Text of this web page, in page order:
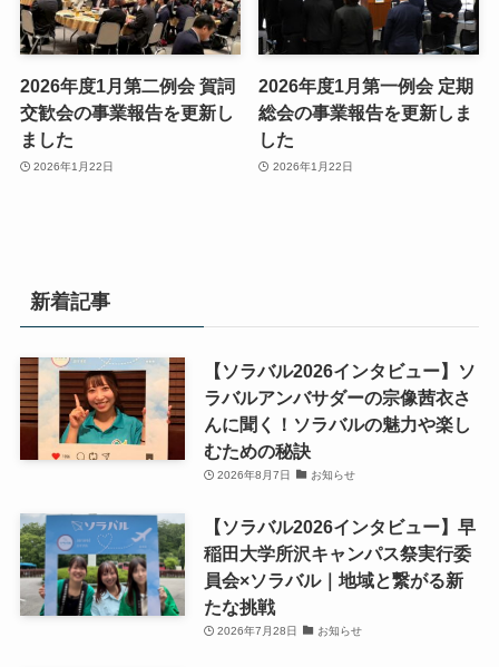
2026年度1月第二例会 賀詞
交歓会の事業報告を更新し
ました
2026年1月22日
2026年度1月第一例会 定期
総会の事業報告を更新しま
した
2026年1月22日
新着記事
【ソラバル2026インタビュー】ソ
ラバルアンバサダーの宗像茜衣さ
んに聞く！ソラバルの魅力や楽し
むための秘訣
2026年8月7日 お知らせ
【ソラバル2026インタビュー】早
稲田大学所沢キャンパス祭実行委
員会×ソラバル｜地域と繋がる新
たな挑戦
2026年7月28日 お知らせ